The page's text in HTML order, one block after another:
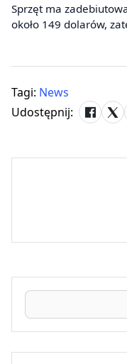
Sprzęt ma
około 149 dolarów,
Tagi: News
Udostępnij: